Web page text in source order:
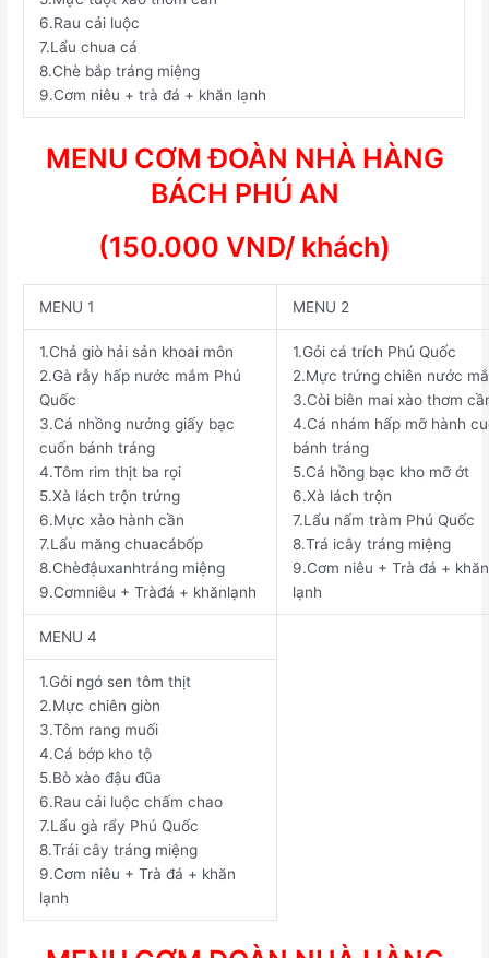
6.Rau cải luộc
7.Lẩu chua cá
8.Chè bắp tráng miệng
9.Cơm niêu + trà đá + khăn lạnh
MENU CƠM ĐOÀN NHÀ HÀNG
BÁCH PHÚ AN
(150.000 VND/ khách)
MENU 1 MENU 2
1.Chả giò hải sản khoai môn
2.Gà rẫy hấp nước mắm Phú
Quốc
3.Cá nhồng nướng giấy bạc
cuốn bánh tráng
4.Tôm rim thịt ba rọi
5.Xà lách trộn trứng
6.Mực xào hành cần
7.Lẩu măng chuacábốp
8.Chèđậuxanhtráng miệng
9.Cơmniêu + Tràđá + khănlạnh
1.Gỏi cá trích Phú Quốc
2.Mực trứng chiên nước
3.Còi biên mai xào thơm
4.Cá nhám hấp mỡ hành
bánh tráng
5.Cá hồng bạc kho mỡ ớt
6.Xà lách trộn
7.Lẩu nấm tràm Phú Quốc
8.Trá icây tráng miệng
9.Cơm niêu + Trà đá + khăn
lạnh
MENU 4
1.Gỏi ngó sen tôm thịt
2.Mực chiên giòn
3.Tôm rang muối
4.Cá bớp kho tộ
5.Bò xào đậu đũa
6.Rau cải luộc chấm chao
7.Lẩu gà rẩy Phú Quốc
8.Trái cây tráng miệng
9.Cơm niêu + Trà đá + khăn
lạnh